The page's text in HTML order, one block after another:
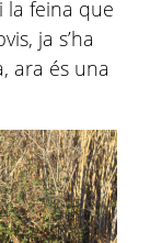
la feina que
ja s’ha
ara és una